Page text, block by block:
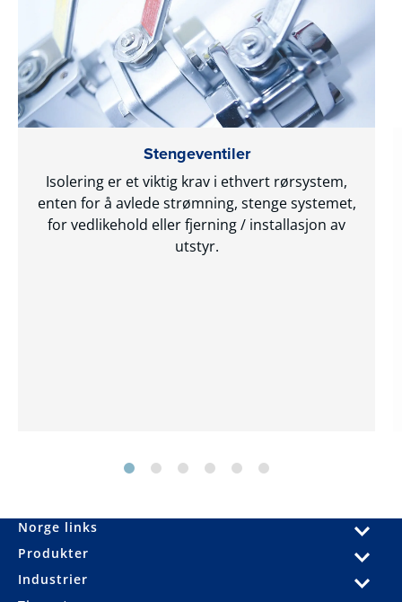
Stengeventiler
Isolering er et viktig krav i ethvert rørsystem,
enten for å avlede strømning, stenge systemet,
for vedlikehold eller fjerning / installasjon av
utstyr.
Norge links
Produkter
Industrier